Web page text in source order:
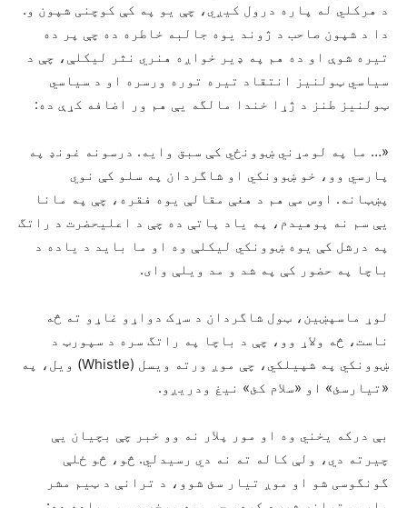
د هرکلي له پاره درول کیږي، چې یو په کې کوچنی شپون و.
دا د شپون صاحب د ژوند یوه جالبه خاطره ده چې پر ده
تیره شوې او ده هم په ډیر خواږه هنري نثر لیکلې، چې د
سیاسي ټولنیز انتقاد تیره توره ورسره او د سیاسي
ټولنیز طنز د ژړا خندا مالگه یې هم ور اضافه کړې ده:
«… ما په لومړني ښوونځي کې سبق وایه. درسونه غونډ په
پارسي وو، خو ښوونکي او شاگردان په سلو کې نوي
پښټانه. اوس مې هم د هغې مقالې یوه فقره، چې په مانا
یې سم نه پوهیدم، په یاد پاتې ده چې د اعلیحضرت د راتگ
په درشل کې یوه ښوونکي لیکلې وه او ما باید د یاده د
باچا په حضور کې په شد و مد ویلې وای.
لوړ ماسپښین، ټول شاگردان د سړک دواړو غاړو ته څه
ناست، څه ولاړ وو، چې د باچا په راتگ سره د سپورټ د
ښوونکي په شپیلکي، چې موږ ورته ویسل (Whistle) ویل، په
«تیارسئ» او «سلام کئ» نیغ ودریږو.
بې درکه یخني وه او مور پلار نه وو خبر چې بچیان یې
چیرته دي، ولې کاله ته نه دي رسیدلي. څو، څو ځلې
گونگوسی شو او موږ تیار سئ شوو، د ترانې د ټیم مشر